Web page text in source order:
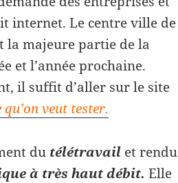
internet. Le centre ville de
la majeure partie de la
et l’année prochaine.
il suffit d’aller sur le site
qu’on veut tester.
du télétravail et rendu
à très haut débit. Elle